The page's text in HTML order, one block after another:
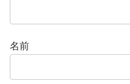
名前